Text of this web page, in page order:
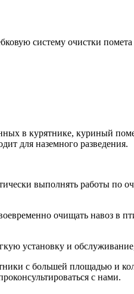
систему очистки
в курятнике, куриный
для наземного разведения.
выполнять работы по
очищать навоз в
установку и
с большей площадью и
с нами.